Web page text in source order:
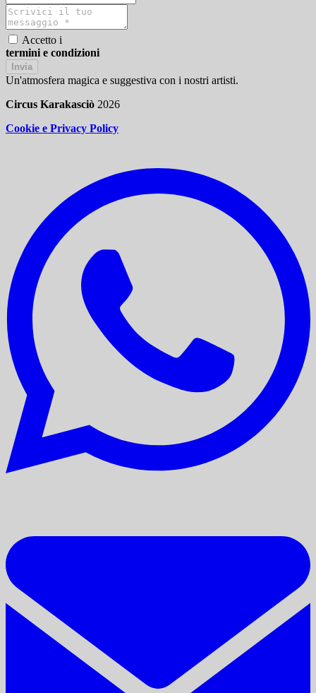
Accetto i
termini e condizioni
Invia
Un'atmosfera magica e suggestiva con i nostri artisti.
Circus Karakasciò 2026
Cookie e Privacy Policy